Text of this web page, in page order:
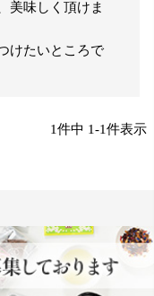
美味しく頂けま
けたいところで
1件中 1-1件表示